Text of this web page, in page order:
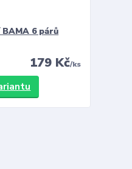
6 párů
179 Kč/ks